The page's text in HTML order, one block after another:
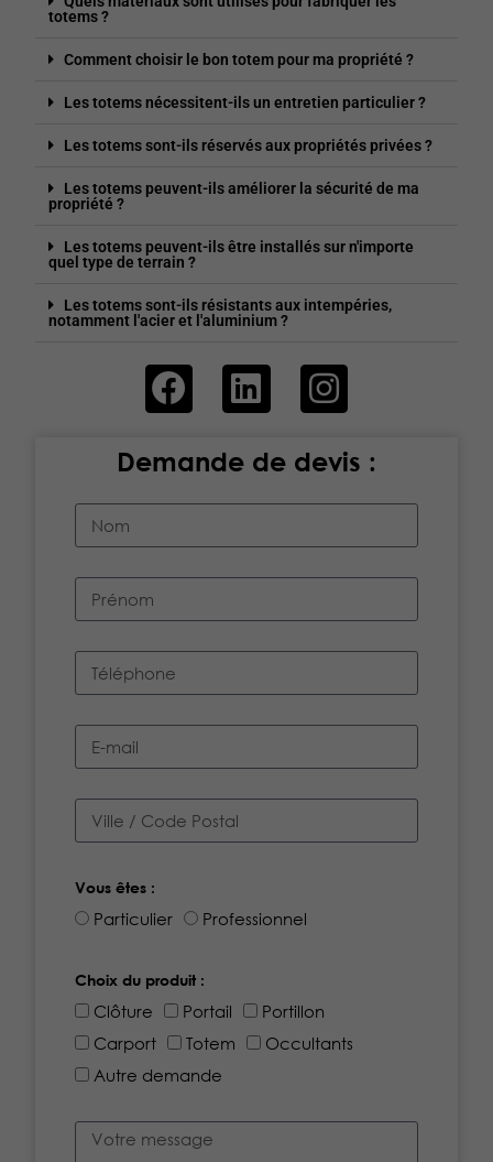
totems ?
Comment choisir le bon totem pour ma propriété ?
Les totems nécessitent-ils un entretien particulier ?
Les totems sont-ils réservés aux propriétés privées ?
Les totems peuvent-ils améliorer la sécurité de ma
propriété ?
Les totems peuvent-ils être installés sur n'importe
quel type de terrain ?
Les totems sont-ils résistants aux intempéries,
notamment l'acier et l'aluminium ?
Demande de devis :
Vous êtes :
Particulier Professionnel
Choix du produit :
Clôture Portail
Portillon
Carport
Totem
Occultants
Autre demande